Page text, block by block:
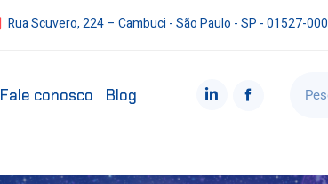
Rua Scuvero, 224 – Cambuci - São Paulo - SP - 01527-000
Fale conosco Blog